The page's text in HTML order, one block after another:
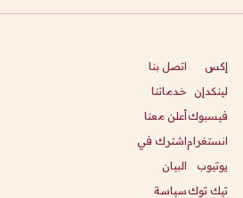
إكس
لينكدإن
فيسبوك
انستغرام
يوتيوب
تيك توك
اتصل بنا
خدماتنا
أعلن معنا
اشترك في
البيان
سياسة